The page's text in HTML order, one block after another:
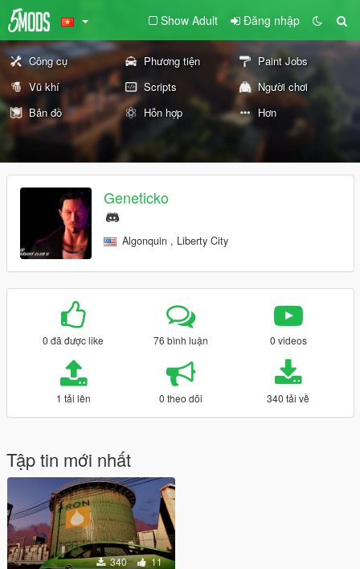
Show Adult Đăng nhập
Công cụ Phương tiện
Paint Jobs
Vũ khí
Scripts
Người chơi
Bản đồ
Hỗn hợp Hơn
Geneticko
Algonquin , Liberty City
0 đã được like 76 bình luận 0 videos
1 tải lên 0 theo dõi 340 tải về
Tập tin mới nhất
340 11